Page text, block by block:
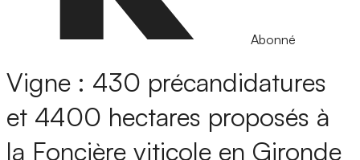
Abonné
Vigne : 430 précandidatures
et 4400 hectares proposés à
la Foncière viticole en Gironde